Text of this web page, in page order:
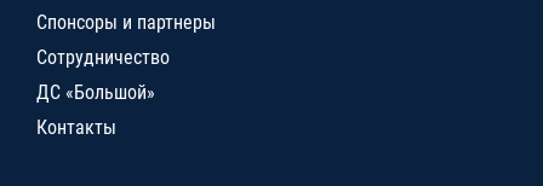
Спонсоры и партнеры
Сотрудничество
ДС «Большой»
Контакты